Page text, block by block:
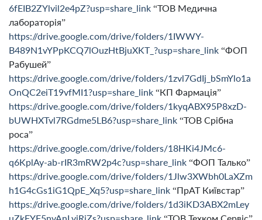
6fEIB2ZYlvil2e4pZ?usp=share_link “ТОВ Медична
лабораторія”
https://drive.google.com/drive/folders/1IWWY-
B489N1vYPpKCQ7lOuzHtBjuXKT_?usp=share_link “ФОП
Рабушей”
https://drive.google.com/drive/folders/1zvl7GdIj_bSmYlo1a
OnQC2eiT19vfMI1?usp=share_link “КП Фармація”
https://drive.google.com/drive/folders/1kyqABX95P8xzD-
bUWHXTvl7RGdme5LB6?usp=share_link “ТОВ Срібна
роса”
https://drive.google.com/drive/folders/18HKi4JMc6-
q6KplAy-ab-rIR3mRW2p4c?usp=share_link “ФОП Талько”
https://drive.google.com/drive/folders/1Jlw3XWbh0LaXZm
h1G4cGs1iG1QpE_Xq5?usp=share_link “ПрАТ Київстар”
https://drive.google.com/drive/folders/1d3iKD3ABX2mLey